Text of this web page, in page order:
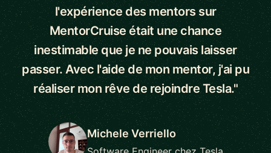
l'expérience des mentors sur
MentorCruise était une chance
inestimable que je ne pouvais laisser
passer. Avec l'aide de mon mentor, j'ai pu
réaliser mon rêve de rejoindre Tesla."
Michele Verriello